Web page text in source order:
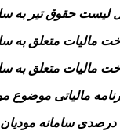
ليست حقوق تیر به